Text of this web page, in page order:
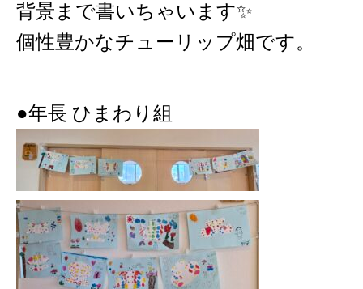
背景まで書いちゃいます✨️
個性豊かなチューリップ畑です。
●年長 ひまわり組